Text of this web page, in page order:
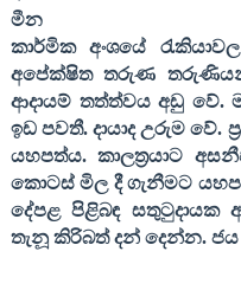
මීන
කාර්මික අංශයේ
අපේක්ෂිත තරුණ
ආදායම් තත්ත්වය අඩු
ඉඩ පවතී. දායාද උරුම වේ.
යහපත්ය. කාලත්‍රයාට
කොටස් මිල දී ගැනීමට
දේපළ පිළිබඳ සතුටුදායක
තැනූ කිරිබත් දන් දෙන්න.ජය